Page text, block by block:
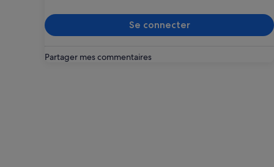
Se connecter
Partager mes commentaires